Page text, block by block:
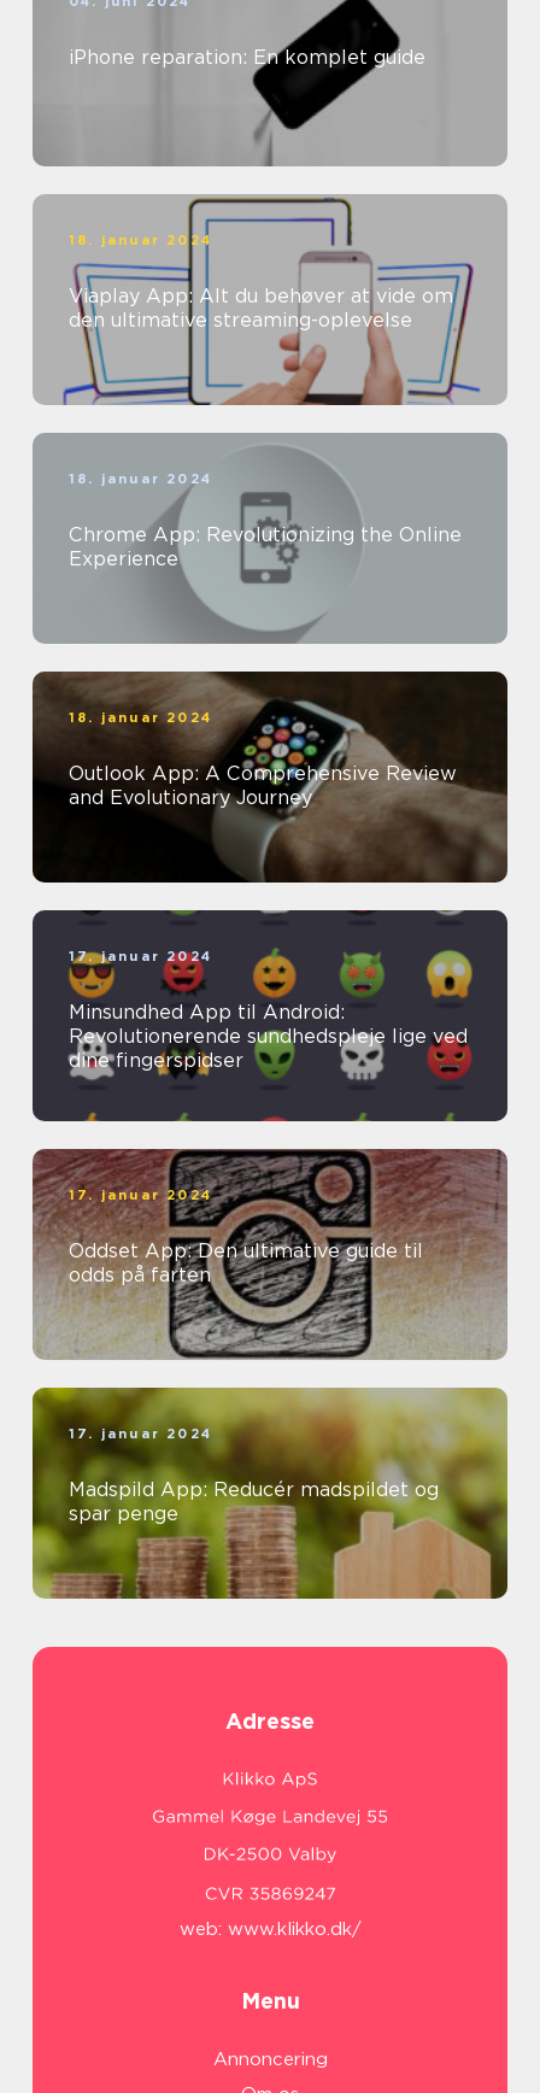
iPhone reparation: En komplet guide
18. januar 2024
Viaplay App: Alt du behøver at vide om
den ultimative streaming-oplevelse
18. januar 2024
Chrome App: Revolutionizing the Online
Experience
18. januar 2024
Outlook App: A Comprehensive Review
and Evolutionary Journey
17. januar 2024
Minsundhed App til Android:
Revolutionerende sundhedspleje lige ved
dine fingerspidser
17. januar 2024
Oddset App: Den ultimative guide til
odds på farten
17. januar 2024
Madspild App: Reducér madspildet og
spar penge
Adresse
web: www.klikko.dk/
Menu
Annoncering